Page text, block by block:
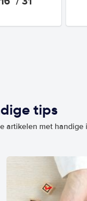
tips
artikelen met